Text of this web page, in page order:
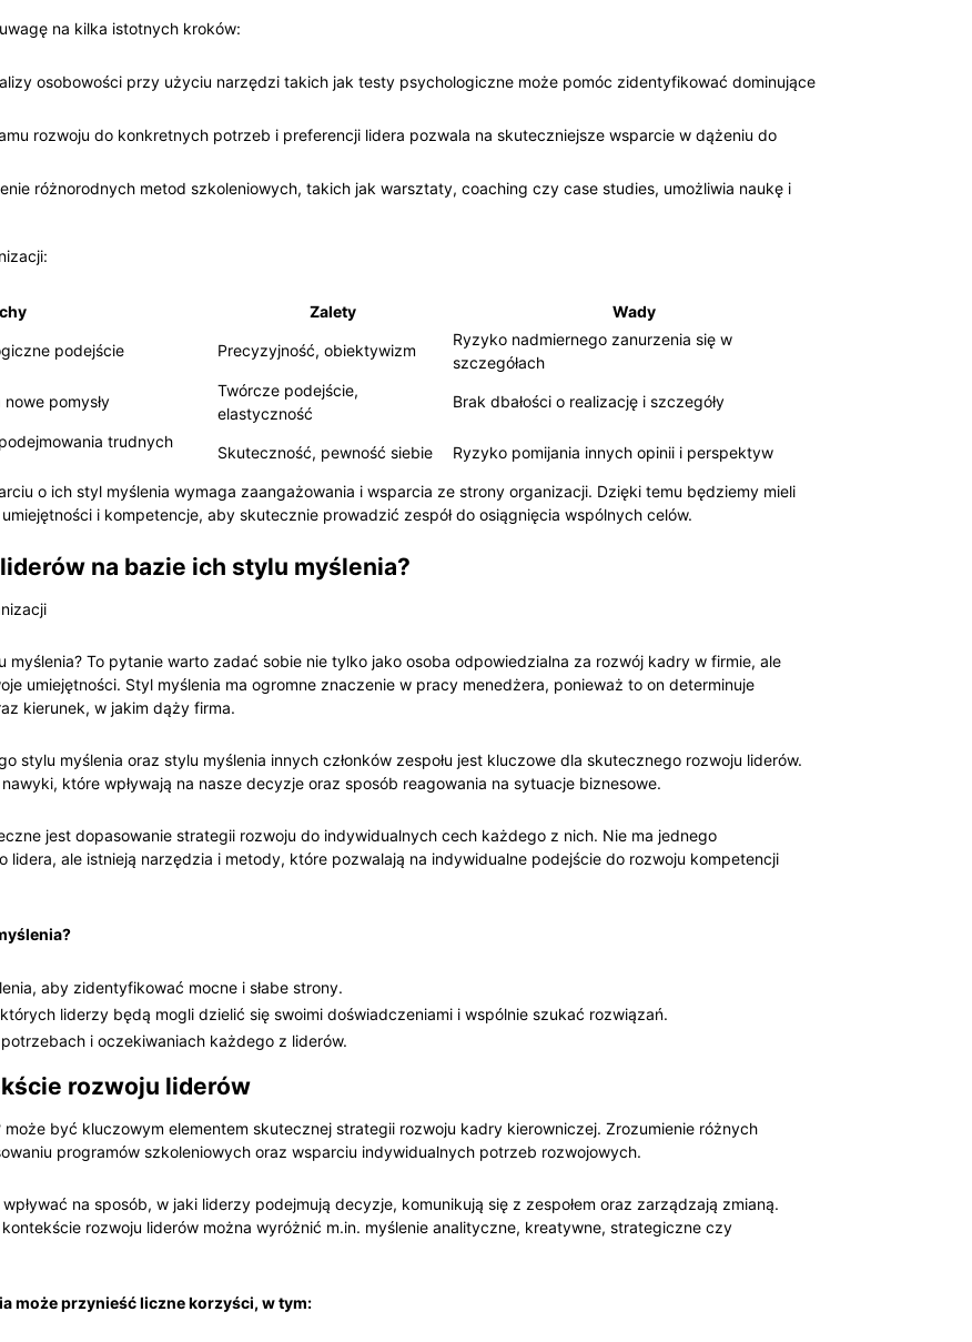
na kilka istotnych kroków:
osobowości przy użyciu narzędzi takich jak testy psychologiczne może pomóc zidentyfikować dominujące
rozwoju do konkretnych potrzeb i preferencji lidera pozwala na skuteczniejsze wsparcie w dążeniu do
różnorodnych metod szkoleniowych, takich jak warsztaty, coaching czy case studies, umożliwia naukę i
Zalety Wady
podejście Precyzyjność, obiektywizm
Ryzyko nadmiernego zanurzenia się w
szczegółach
pomysły
Twórcze podejście,
elastyczność
Brak dbałości o realizację i szczegóły
trudnych
Skuteczność, pewność siebie Ryzyko pomijania innych opinii i perspektyw
o ich styl myślenia wymaga zaangażowania i wsparcia ze strony organizacji. Dzięki temu będziemy mieli
i kompetencje, aby skutecznie prowadzić zespół do osiągnięcia wspólnych celów.
na bazie ich stylu myślenia?
To pytanie warto zadać sobie nie tylko jako osoba odpowiedzialna za rozwój kadry w firmie, ale
umiejętności. Styl myślenia ma ogromne znaczenie w pracy menedżera, ponieważ to on determinuje
kierunek, w jakim dąży firma.
stylu myślenia oraz stylu myślenia innych członków zespołu jest kluczowe dla skutecznego rozwoju liderów.
które wpływają na nasze decyzje oraz sposób reagowania na sytuacje biznesowe.
jest dopasowanie strategii rozwoju do indywidualnych cech każdego z nich. Nie ma jednego
lidera, ale istnieją narzędzia i metody, które pozwalają na indywidualne podejście do rozwoju kompetencji
aby zidentyfikować mocne i słabe strony.
liderzy będą mogli dzielić się swoimi doświadczeniami i wspólnie szukać rozwiązań.
i oczekiwaniach każdego z liderów.
rozwoju liderów
być kluczowym elementem skutecznej strategii rozwoju kadry kierowniczej. Zrozumienie różnych
programów szkoleniowych oraz wsparciu indywidualnych potrzeb rozwojowych.
na sposób, w jaki liderzy podejmują decyzje, komunikują się z zespołem oraz zarządzają zmianą.
rozwoju liderów można wyróżnić m.in. myślenie analityczne, kreatywne, strategiczne czy
może przynieść liczne korzyści, w tym: